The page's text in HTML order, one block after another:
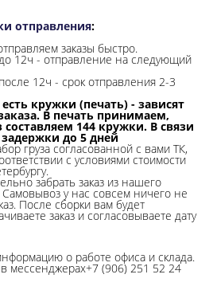
отправления:
заказы быстро.
12ч - отправление на следующий
12ч - срок отправления 2-3
кружки (печать) - зависят
В печать принимаем,
144 кружки. В связи
до 5 дней
груза согласованной с вами ТК,
с условиями стоимости
забрать заказ из нашего
Самовывоз у нас совсем ничего не
После сборки вам будет
заказ и согласовываете дату
о работе офиса и склада.
мессенджерах+7 (906) 251 52 24